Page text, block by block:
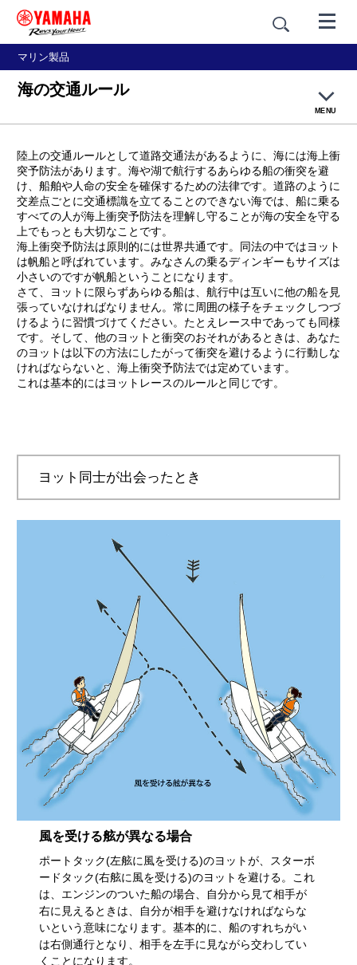
マリン製品
海の交通ルール
MENU
乗船時の服装
ヨットに乗ってみよう
海の交通ルール
もしもの時に
陸上の交通ルールとして道路交通法があるように、海には海上衝
突予防法があります。海や湖で航行するあらゆる船の衝突を避
け、船舶や人命の安全を確保するための法律です。道路のように
交差点ごとに交通標識を立てることのできない海では、船に乗る
すべての人が海上衝突予防法を理解し守ることが海の安全を守る
上でもっとも大切なことです。
海上衝突予防法は原則的には世界共通です。同法の中ではヨット
は帆船と呼ばれています。みなさんの乗るディンギーもサイズは
小さいのですが帆船ということになります。
さて、ヨットに限らずあらゆる船は、航行中は互いに他の船を見
張っていなければなりません。常に周囲の様子をチェックしつづ
けるように習慣づけてください。たとえレース中であっても同様
です。そして、他のヨットと衝突のおそれがあるときは、あなた
のヨットは以下の方法にしたがって衝突を避けるように行動しな
ければならないと、海上衝突予防法では定めています。
これは基本的にはヨットレースのルールと同じです。
ヨット同士が出会ったとき
風を受ける舷が異なる場合
ポートタック(左舷に風を受ける)のヨットが、スターボ
ードタック(右舷に風を受ける)のヨットを避ける。これ
は、エンジンのついた船の場合、自分から見て相手が
右に見えるときは、自分が相手を避けなければならな
いという意味になります。基本的に、船のすれちがい
は右側通行となり、相手を左手に見ながら交わしてい
くことになります。